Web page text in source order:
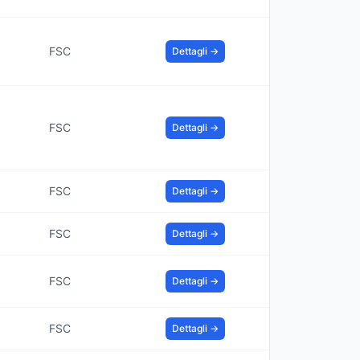
FSC Dettagli →
FSC Dettagli →
FSC Dettagli →
FSC Dettagli →
FSC Dettagli →
FSC Dettagli →